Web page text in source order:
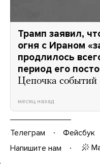
Трамп заявил,
огня с Ираном
продлилось
период его
Цепочка событий
месяц назад
Телеграм Фейсбук
Напишите нам